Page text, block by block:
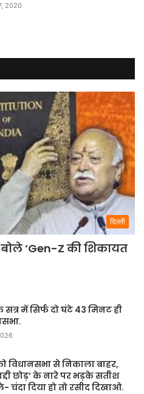
2020
दिल्ली
‘Gen-Z की शिकायत
सत्र में सिर्फ दो घंटे 43 मिनट ही
विधानसभा से निकाला बाहर,
छोड़’ के नारे पर भड़के सतीश
चंदा दिया हो तो रसीद दिखाओ.